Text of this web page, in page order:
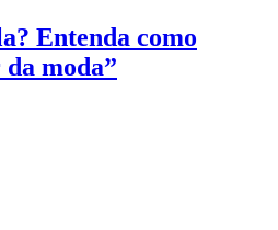
Entenda como
moda”